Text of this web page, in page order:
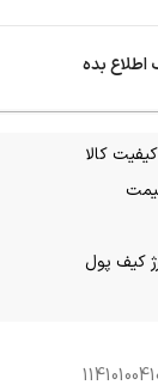
اطلاع بده
کالا